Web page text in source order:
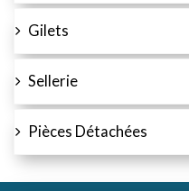
Gilets
Sellerie
Pièces Détachées